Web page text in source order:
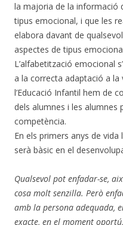
la majoria de la informació
tipus emocional, i que les
elabora davant de
aspectes de tipus
L’alfabetització emocional
a la correcta adaptació a la
l’Educació Infantil hem de
dels alumnes i les alumnes
competència.
En els primers anys de
serà bàsic en el
Qualsevol pot enfadar-se,
cosa molt senzilla. Però
amb la persona adequada,
exacte, en el moment